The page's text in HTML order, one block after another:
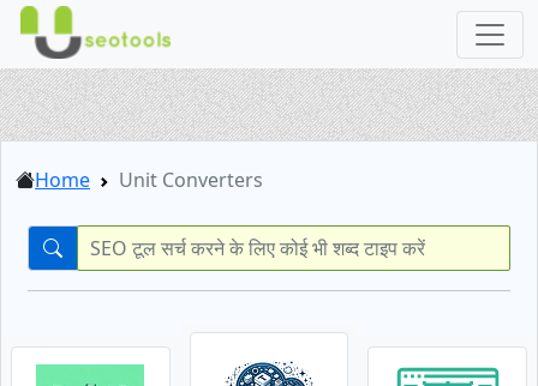
Home Unit Converters